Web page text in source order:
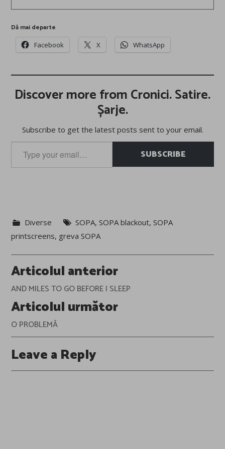
Dă mai departe
Facebook X WhatsApp
Discover more from Cronici. Satire.
Șarje.
Subscribe to get the latest posts sent to your email.
your
email…
SUBSCRIBE
Diverse SOPA,SOPA blackout,SOPA
printscreens, greva SOPA
Post
navigation
Articolul anterior
AND MILES TO GO BEFORE I SLEEP
Articolul următor
O PROBLEMĂ
Leave a Reply